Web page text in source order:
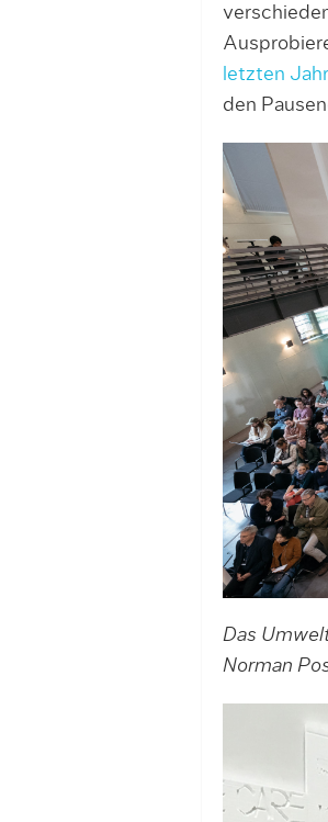
letzten Jahr
den
Das
Norman